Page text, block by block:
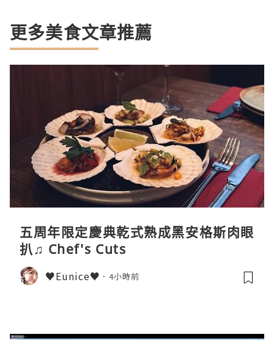
更多美食文章推薦
五周年限定慶典乾式熟成黑安格斯肉眼
扒♫ Chef's Cuts
♥Eunice♥ 4小時前